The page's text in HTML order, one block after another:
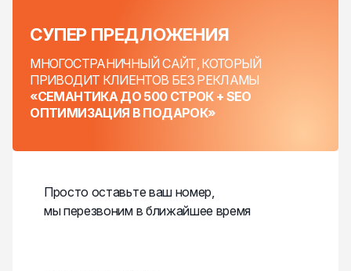
СУПЕР ПРЕДЛОЖЕНИЯ
МНОГОСТРАНИЧНЫЙ САЙТ,КОТОРЫЙ
ПРИВОДИТ КЛИЕНТОВ БЕЗ РЕКЛАМЫ
«СЕМАНТИКА ДО 500 СТРОК + SEO
ОПТИМИЗАЦИЯ В ПОДАРОК»
Просто оставьте ваш номер,
мы перезвоним в ближайшее время